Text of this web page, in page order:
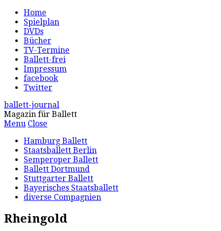
Home
Spielplan
DVDs
Bücher
TV-Termine
Ballett-frei
Impressum
facebook
Twitter
ballett-journal
Magazin für Ballett
Menu Close
Hamburg Ballett
Staatsballett Berlin
Semperoper Ballett
Ballett Dortmund
Stuttgarter Ballett
Bayerisches Staatsballett
diverse Compagnien
Rheingold